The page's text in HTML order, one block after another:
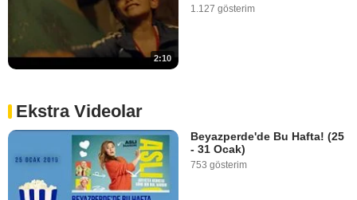
2:10
1.127 gösterim
Ekstra Videolar
Beyazperde'de Bu Hafta! (25
- 31 Ocak)
753 gösterim